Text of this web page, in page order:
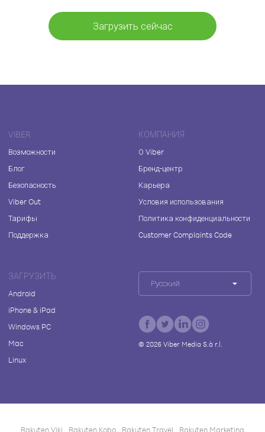
Загрузить сейчас
VIBER
Возможности
Блог
Безопасность
Viber Out
Тарифы
Поддержка
КОМПАНИЯ
О Viber
Бренд-центр
Карьера
Условия использования
Политика конфиденциальности
Customer Complaints Code
ЗАГРУЗИТЬ
Android
iPhone & iPad
Windows PC
Mac
Linux
Русский
© 2026Viber Media S.à r.l.
Rakuten Viki Rakuten Kobo Rakuten Travel Rakuten Marketing